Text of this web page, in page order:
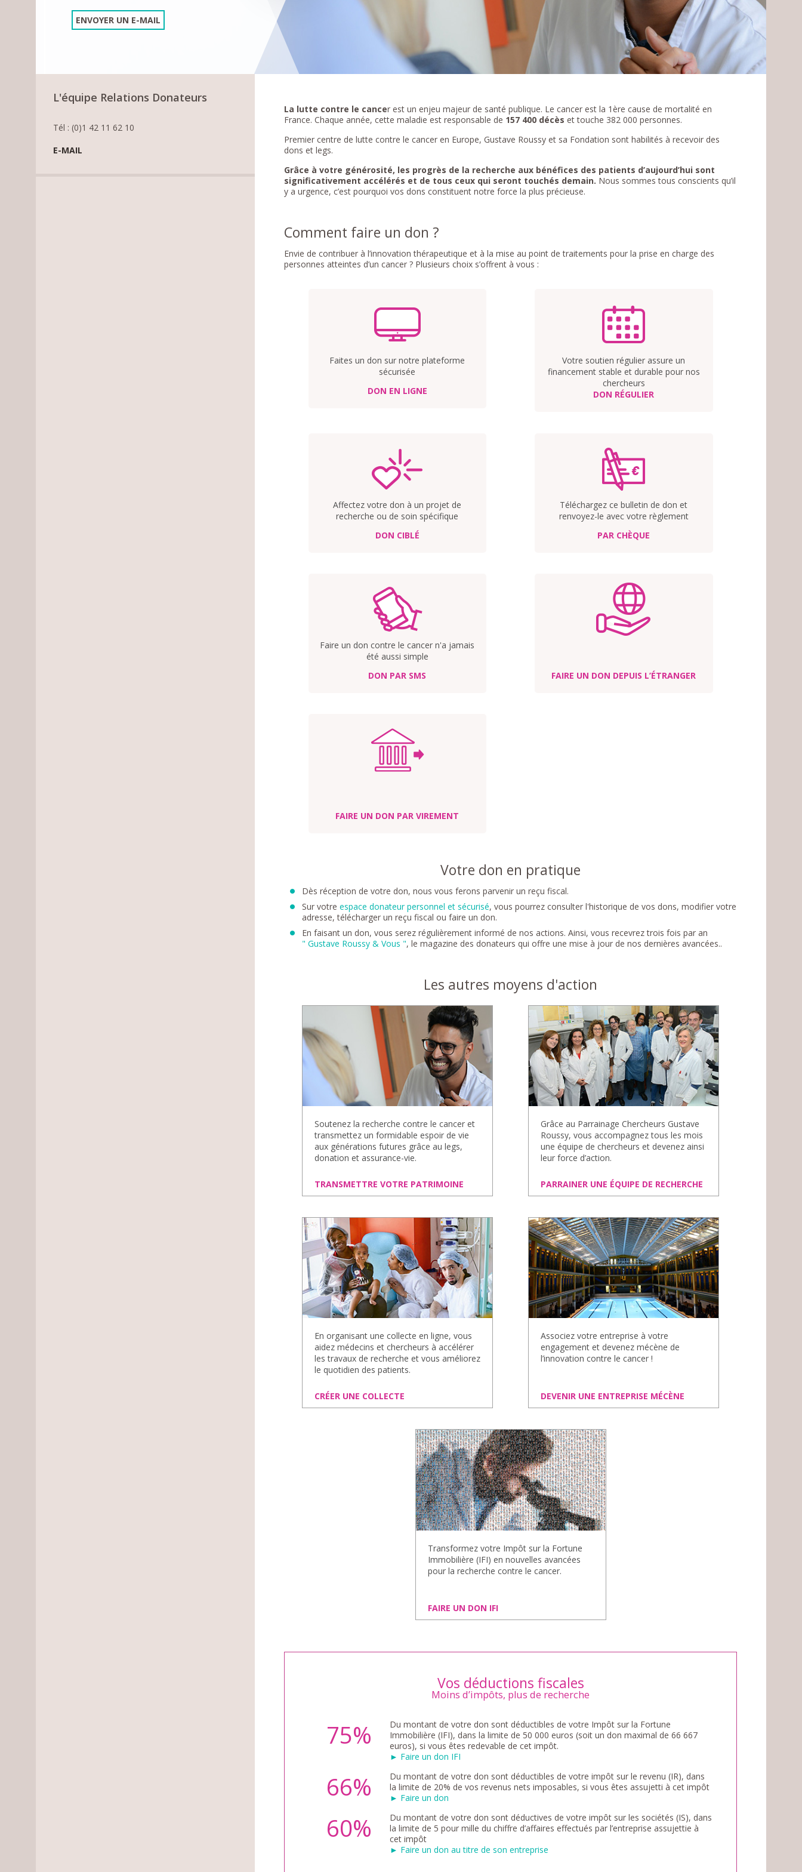
ENVOYER UN E-MAIL
L'équipe Relations Donateurs
Tél : (0)1 42 11 62 10
E-MAIL
La lutte contre le cancer est un enjeu majeur de santé publique. Le cancer est la 1ère cause de mortalité en
France. Chaque année, cette maladie est responsable de 157 400 décès et touche 382 000 personnes.
Premier centre de lutte contre le cancer en Europe, Gustave Roussy et sa Fondation sont habilités à recevoir des
dons et legs.
Grâce à votre générosité, les progrès de la recherche aux bénéfices des patients d’aujourd’hui sont
significativement accélérés et de tous ceux qui seront touchés demain. Nous sommes tous conscients qu’il
y a urgence, c’est pourquoi vos dons constituent notre force la plus précieuse.
Comment faire un don ?
Envie de contribuer à l’innovation thérapeutique et à la mise au point de traitements pour la prise en charge des
personnes atteintes d’un cancer ? Plusieurs choix s’offrent à vous :
Faites un don sur notre plateforme
sécurisée
DON EN LIGNE
Votre soutien régulier assure un
financement stable et durable pour nos
chercheurs
DON RÉGULIER
Affectez votre don à un projet de
recherche ou de soin spécifique
DON CIBLÉ
Téléchargez ce bulletin de don et
renvoyez-le avec votre règlement
PAR CHÈQUE
Faire un don contre le cancer n'a jamais
été aussi simple
DON PAR SMS
FAIRE UN DON DEPUIS L’ÉTRANGER
FAIRE UN DON PAR VIREMENT
Votre don en pratique
Dès réception de votre don, nous vous ferons parvenir un reçu fiscal.
Sur votreespace donateur personnel et sécurisé, vous pourrez consulter l'historique de vos dons, modifier votre
adresse, télécharger un reçu fiscal ou faire un don.
En faisant un don, vous serez régulièrement informé de nos actions. Ainsi, vous recevrez trois fois par an
" Gustave Roussy & Vous ", le magazine des donateurs qui offre une mise à jour de nos dernières avancées..
Les autres moyens d'action
Soutenez la recherche contre le cancer et
transmettez un formidable espoir de vie
aux générations futures grâce au legs,
donation et assurance-vie.
TRANSMETTRE VOTRE PATRIMOINE
Grâce au Parrainage Chercheurs Gustave
Roussy, vous accompagnez tous les mois
une équipe de chercheurs et devenez ainsi
leur force d’action.
PARRAINER UNE ÉQUIPE DE RECHERCHE
En organisant une collecte en ligne, vous
aidez médecins et chercheurs à accélérer
les travaux de recherche et vous améliorez
le quotidien des patients.
CRÉER UNE COLLECTE
Associez votre entreprise à votre
engagement et devenez mécène de
l’innovation contre le cancer !
DEVENIR UNE ENTREPRISE MÉCÈNE
Transformez votre Impôt sur la Fortune
Immobilière (IFI) en nouvelles avancées
pour la recherche contre le cancer.
FAIRE UN DON IFI
Vos déductions fiscales
Moins d’impôts, plus de recherche
75%
Du montant de votre don sont déductibles de votre Impôt sur la Fortune
Immobilière (IFI), dans la limite de 50 000 euros (soit un don maximal de 66 667
euros), si vous êtes redevable de cet impôt.
► Faire un don IFI
66%
Du montant de votre don sont déductibles de votre impôt sur le revenu (IR), dans
la limite de 20% de vos revenus nets imposables, si vous êtes assujetti à cet impôt
► Faire un don
60%
Du montant de votre don sont déductives de votre impôt sur les sociétés (IS), dans
la limite de 5 pour mille du chiffre d’affaires effectués par l’entreprise assujettie à
cet impôt
► Faire un don au titre de son entreprise